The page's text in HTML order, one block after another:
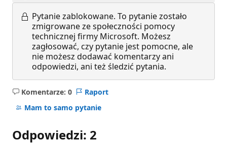
Pytanie zablokowane. To pytanie zostało
zmigrowane ze społeczności pomocy
technicznej firmy Microsoft. Możesz
zagłosować, czy pytanie jest pomocne, ale
nie możesz dodawać komentarzy ani
odpowiedzi, ani też śledzić pytania.
Komentarze: 0
Brak
komentarzy
Raport
Mam to samo pytanie
Odpowiedzi: 2